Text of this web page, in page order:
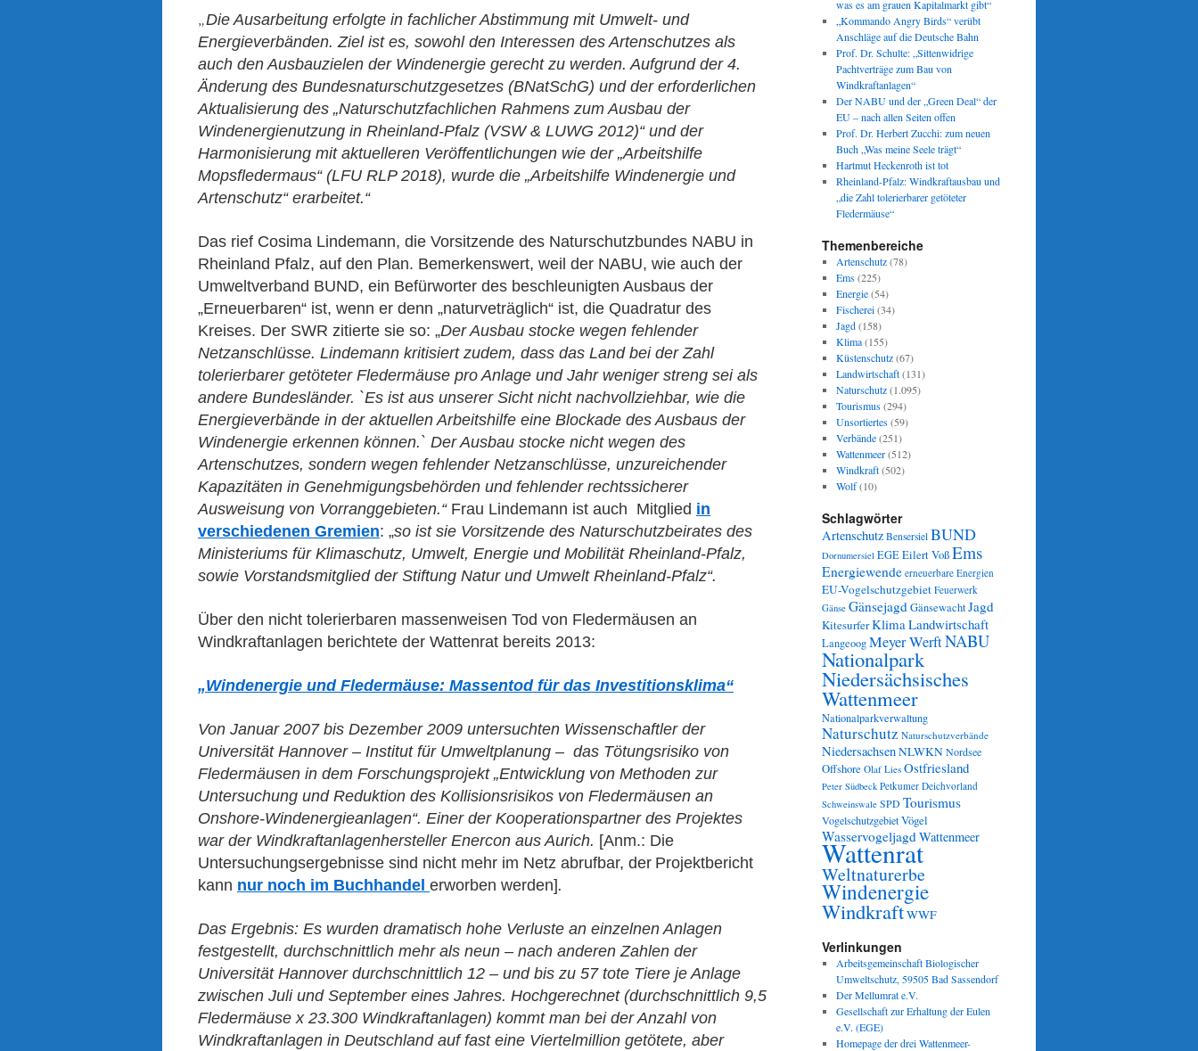
„Die Ausarbeitung erfolgte in fachlicher Abstimmung mit Umwelt- und
Energieverbänden. Ziel ist es, sowohl den Interessen des Artenschutzes als
auch den Ausbauzielen der Windenergie gerecht zu werden. Aufgrund der 4.
Änderung des Bundesnaturschutzgesetzes (BNatSchG) und der erforderlichen
Aktualisierung des „Naturschutzfachlichen Rahmens zum Ausbau der
Windenergienutzung in Rheinland-Pfalz (VSW & LUWG 2012)“ und der
Harmonisierung mit aktuelleren Veröffentlichungen wie der „Arbeitshilfe
Mopsfledermaus“ (LFU RLP 2018), wurde die „Arbeitshilfe Windenergie und
Artenschutz“ erarbeitet.“
Das rief Cosima Lindemann, die Vorsitzende des Naturschutzbundes NABU in
Rheinland Pfalz, auf den Plan. Bemerkenswert, weil der NABU, wie auch der
Umweltverband BUND, ein Befürworter des beschleunigten Ausbaus der
„Erneuerbaren“ ist, wenn er denn „naturveträglich“ ist, die Quadratur des
Kreises. Der SWR zitierte sie so: „Der Ausbau stocke wegen fehlender
Netzanschlüsse. Lindemann kritisiert zudem, dass das Land bei der Zahl
tolerierbarer getöteter Fledermäuse pro Anlage und Jahr weniger streng sei als
andere Bundesländer. `Es ist aus unserer Sicht nicht nachvollziehbar, wie die
Energieverbände in der aktuellen Arbeitshilfe eine Blockade des Ausbaus der
Windenergie erkennen können.` Der Ausbau stocke nicht wegen des
Artenschutzes, sondern wegen fehlender Netzanschlüsse, unzureichender
Kapazitäten in Genehmigungsbehörden und fehlender rechtssicherer
Ausweisung von Vorranggebieten.“ Frau Lindemann ist auch Mitglied in
verschiedenen Gremien: „so ist sie Vorsitzende des Naturschutzbeirates des
Ministeriums für Klimaschutz, Umwelt, Energie und Mobilität Rheinland-Pfalz,
sowie Vorstandsmitglied der Stiftung Natur und Umwelt Rheinland-Pfalz“.
Über den nicht tolerierbaren massenweisen Tod von Fledermäusen an
Windkraftanlagen berichtete der Wattenrat bereits 2013:
„Windenergie und Fledermäuse: Massentod für das Investitionsklima“
Von Januar 2007 bis Dezember 2009 untersuchten Wissenschaftler der
Universität Hannover – Institut für Umweltplanung – das Tötungsrisiko von
Fledermäusen in dem Forschungsprojekt „Entwicklung von Methoden zur
Untersuchung und Reduktion des Kollisionsrisikos von Fledermäusen an
Onshore-Windenergieanlagen“. Einer der Kooperationspartner des Projektes
war der Windkraftanlagenhersteller Enercon aus Aurich. [Anm.: Die
Untersuchungsergebnisse sind nicht mehr im Netz abrufbar, der Projektbericht
kann nur noch im Buchhandel erworben werden].
Das Ergebnis: Es wurden dramatisch hohe Verluste an einzelnen Anlagen
festgestellt, durchschnittlich mehr als neun – nach anderen Zahlen der
Universität Hannover durchschnittlich 12 – und bis zu 57 tote Tiere je Anlage
zwischen Juli und September eines Jahres. Hochgerechnet (durchschnittlich 9,5
Fledermäuse x 23.300 Windkraftanlagen) kommt man bei der Anzahl von
Windkraftanlagen in Deutschland auf fast eine Viertelmillion getötete, aber
was es am grauen Kapitalmarkt gibt“
„Kommando Angry Birds“ verübt
Anschläge auf die Deutsche Bahn
Prof. Dr. Schulte: „Sittenwidrige
Pachtverträge zum Bau von
Windkraftanlagen“
Der NABU und der „Green Deal“ der
EU – nach allen Seiten offen
Prof. Dr. Herbert Zucchi: zum neuen
Buch „Was meine Seele trägt“
Hartmut Heckenroth ist tot
Rheinland-Pfalz: Windkraftausbau und
„die Zahl tolerierbarer getöteter
Fledermäuse“
Themenbereiche
Artenschutz(78)
Ems(225)
Energie(54)
Fischerei(34)
Jagd(158)
Klima(155)
Küstenschutz(67)
Landwirtschaft(131)
Naturschutz(1.095)
Tourismus(294)
Unsortiertes(59)
Verbände(251)
Wattenmeer(512)
Windkraft(502)
Wolf(10)
Schlagwörter
Artenschutz Bensersiel BUND
Dornumersiel EGEEilert VoßEms
Energiewende erneuerbare Energien
EU-Vogelschutzgebiet Feuerwerk
Gänse GänsejagdGänsewachtJagd
KitesurferKlimaLandwirtschaft
LangeoogMeyer WerftNABU
Nationalpark
Niedersächsisches
Wattenmeer
Nationalparkverwaltung
Naturschutz Naturschutzverbände
NiedersachsenNLWKNNordsee
Offshore Olaf Lies Ostfriesland
Peter Südbeck Petkumer Deichvorland
Schweinswale SPDTourismus
VogelschutzgebietVögel
WasservogeljagdWattenmeer
Wattenrat
Weltnaturerbe
Windenergie
WindkraftWWF
Verlinkungen
Arbeitsgemeinschaft Biologischer
Umweltschutz, 59505 Bad Sassendorf
Der Mellumrat e.V.
Gesellschaft zur Erhaltung der Eulen
e.V. (EGE)
Homepage der drei Wattenmeer-